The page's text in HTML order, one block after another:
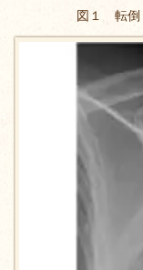
図１ 転倒